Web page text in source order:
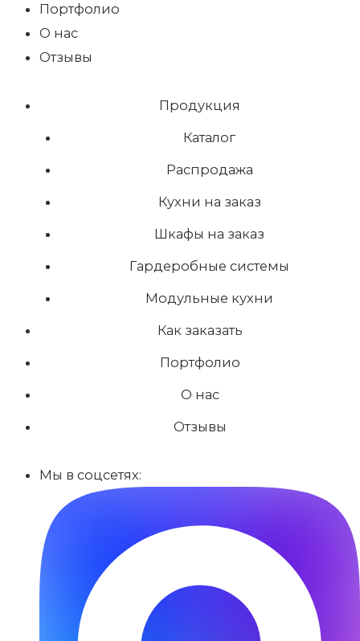
Портфолио
О нас
Отзывы
Продукция
Каталог
Распродажа
Кухни на заказ
Шкафы на заказ
Гардеробные системы
Модульные кухни
Как заказать
Портфолио
О нас
Отзывы
Мы в соцсетях: